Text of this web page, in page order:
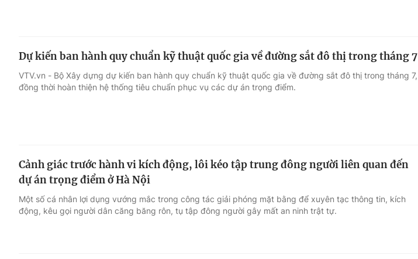
Dự kiến ban hành quy chuẩn kỹ thuật quốc gia về đường sắt đô thị trong tháng 7
VTV.vn - Bộ Xây dựng dự kiến ban hành quy chuẩn kỹ thuật quốc gia về đường sắt đô thị trong tháng 7,
đồng thời hoàn thiện hệ thống tiêu chuẩn phục vụ các dự án trọng điểm.
Cảnh giác trước hành vi kích động, lôi kéo tập trung đông người liên quan đến
dự án trọng điểm ở Hà Nội
Một số cá nhân lợi dụng vướng mắc trong công tác giải phóng mặt bằng để xuyên tạc thông tin, kích
động, kêu gọi người dân căng băng rôn, tụ tập đông người gây mất an ninh trật tự.